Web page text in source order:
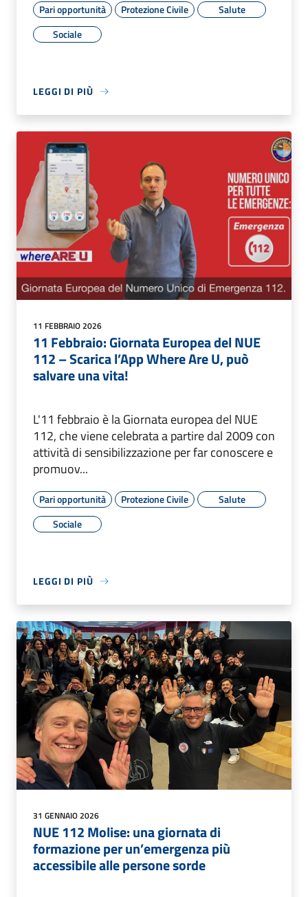
Pari opportunità Protezione Civile
Salute
Sociale
LEGGI DI PIÙ
11 FEBBRAIO 2026
11 Febbraio: Giornata Europea del NUE
112 – Scarica l’App Where Are U, può
salvare una vita!
L'11 febbraio è la Giornata europea del NUE
112, che viene celebrata a partire dal 2009 con
attività di sensibilizzazione per far conoscere e
promuov...
Pari opportunità Protezione Civile
Salute
Sociale
LEGGI DI PIÙ
31 GENNAIO 2026
NUE 112 Molise: una giornata di
formazione per un’emergenza più
accessibile alle persone sorde